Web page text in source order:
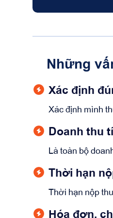
Những
Xác định
Xác định mình
Doanh thu
Là toàn bộ
Thời hạn
Thời hạn nộp
Hóa đơn,